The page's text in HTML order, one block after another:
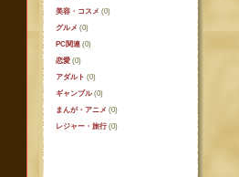
美容・コスメ (0)
グルメ (0)
PC関連 (0)
恋愛 (0)
アダルト (0)
ギャンブル(0)
まんが・アニメ (0)
レジャー・旅行 (0)